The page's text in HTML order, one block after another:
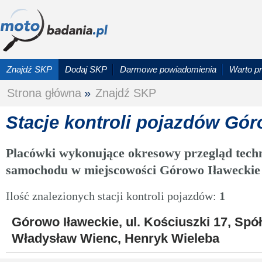
Znajdź SKP Dodaj SKP Darmowe powiadomienia Warto
Strona główna » Znajdź SKP
Stacje kontroli pojazdów
Placówki wykonujące okresowy przegląd
samochodu w miejscowości Górowo Iławeckie
Ilość znalezionych stacji kontroli pojazdów: 1
Górowo Iławeckie, ul. Kościuszki 17,
Władysław Wienc, Henryk Wieleba